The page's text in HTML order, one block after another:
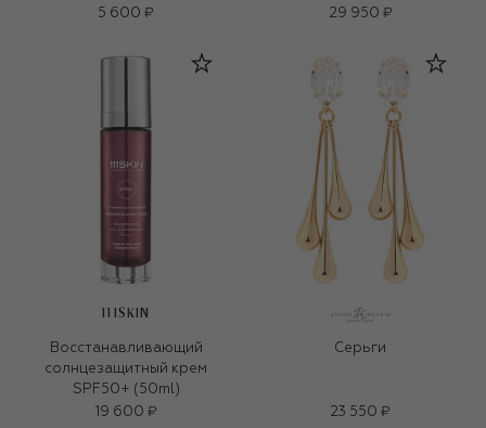
5 600 ₽
29 950 ₽
111SKIN
Восстанавливающий
солнцезащитный крем
SPF50+ (50ml)
19 600 ₽
Серьги
23 550 ₽